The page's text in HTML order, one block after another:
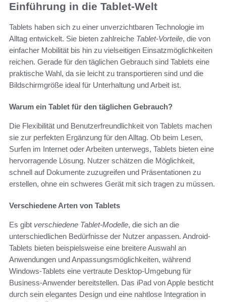
Einführung in die Tablet-Welt
Tablets haben sich zu einer unverzichtbaren Technologie im
Alltag entwickelt. Sie bieten zahlreiche Tablet-Vorteile, die von
einfacher Mobilität bis hin zu vielseitigen Einsatzmöglichkeiten
reichen. Gerade für den täglichen Gebrauch sind Tablets eine
praktische Wahl, da sie leicht zu transportieren sind und die
Bildschirmgröße ideal für Unterhaltung und Arbeit ist.
Warum ein Tablet für den täglichen Gebrauch?
Die Flexibilität und Benutzerfreundlichkeit von Tablets machen
sie zur perfekten Ergänzung für den Alltag. Ob beim Lesen,
Surfen im Internet oder Arbeiten unterwegs, Tablets bieten eine
hervorragende Lösung. Nutzer schätzen die Möglichkeit,
schnell auf Dokumente zuzugreifen und Präsentationen zu
erstellen, ohne ein schweres Gerät mit sich tragen zu müssen.
Verschiedene Arten von Tablets
Es gibt verschiedene Tablet-Modelle, die sich an die
unterschiedlichen Bedürfnisse der Nutzer anpassen. Android-
Tablets bieten beispielsweise eine breitere Auswahl an
Anwendungen und Anpassungsmöglichkeiten, während
Windows-Tablets eine vertraute Desktop-Umgebung für
Business-Anwender bereitstellen. Das iPad von Apple besticht
durch sein elegantes Design und eine nahtlose Integration in